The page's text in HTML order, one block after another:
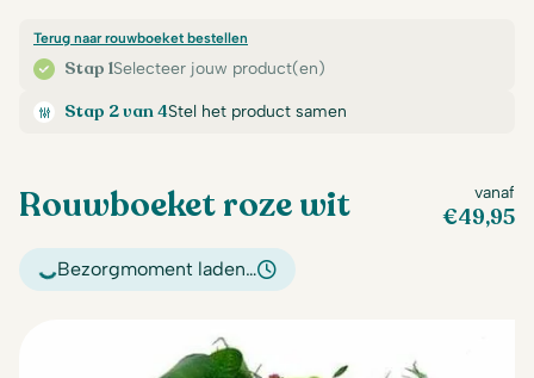
Stap 1Selecteer jouw product(en)
Terug naar rouwboeket bestellen
Stap 2 van 4Stel het product samen
Rouwboeket roze wit vanaf
€49,95
Bezorgmoment laden…